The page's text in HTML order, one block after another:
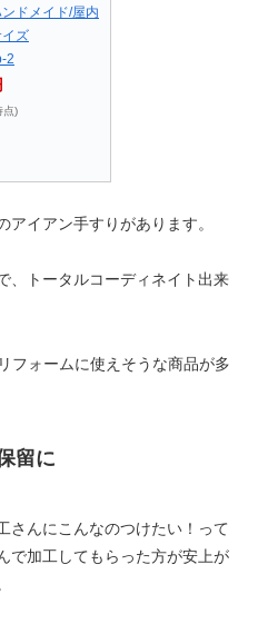
ドメイド/屋内
ズ
2
点)
イアン手すりがあります。
、トータルコーディネイト出来
フォームに使えそうな商品が多
留に
さんにこんなのつけたい！って
で加工してもらった方が安上が